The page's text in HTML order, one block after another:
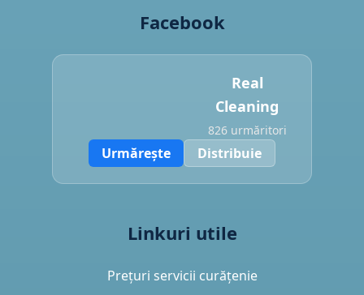
Facebook
Real
Cleaning
826 urmăritori
Urmărește Distribuie
Linkuri utile
Prețuri servicii curățenie